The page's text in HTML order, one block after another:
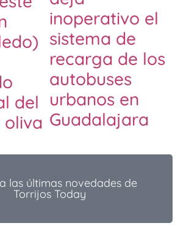
del
oliva
inoperativo el
sistema de
recarga de los
autobuses
urbanos en
Guadalajara
las últimas novedades de
Torrijos Today